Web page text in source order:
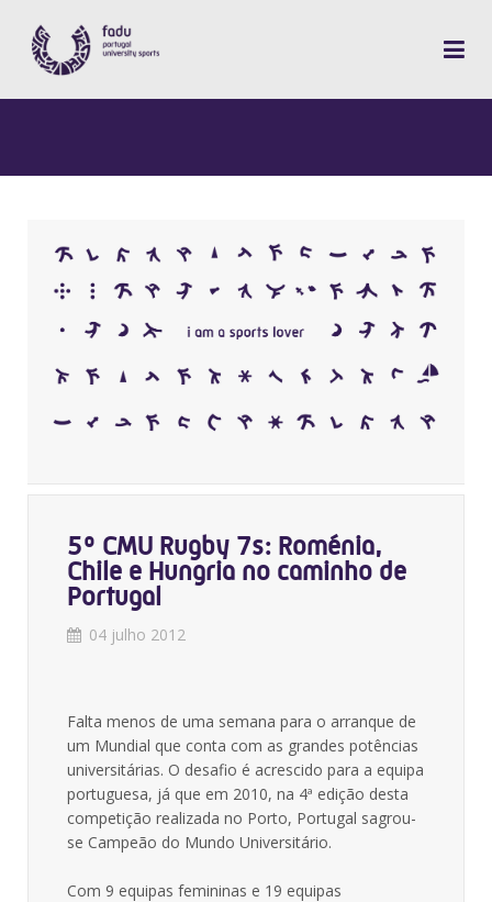
5º CMU Rugby 7s: Roménia,
Chile e Hungria no caminho de
Portugal
04 julho 2012
Falta menos de uma semana para o arranque de
um Mundial que conta com as grandes potências
universitárias. O desafio é acrescido para a equipa
portuguesa, já que em 2010, na 4ª edição desta
competição realizada no Porto, Portugal sagrou-
se Campeão do Mundo Universitário.
Com 9 equipas femininas e 19 equipas